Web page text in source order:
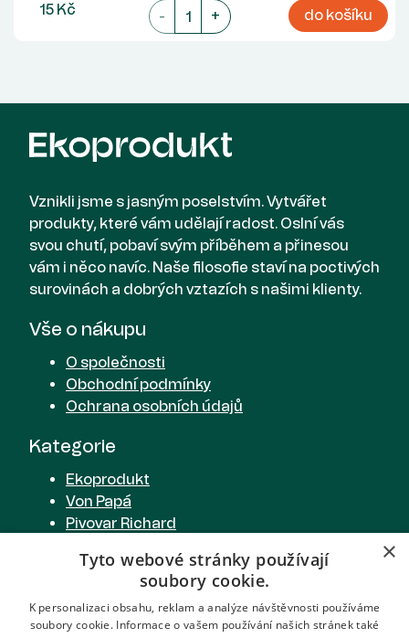
15 Kč - + do košíku
Vznikli jsme s jasným poselstvím. Vytvářet
produkty, které vám udělají radost. Oslní vás
svou chutí, pobaví svým příběhem a přinesou
vám i něco navíc. Naše filosofie staví na poctivých
surovinách a dobrých vztazích s našimi klienty.
Vše o nákupu
O společnosti
Obchodní podmínky
Ochrana osobních údajů
Kategorie
Ekoprodukt
Von Papá
Pivovar Richard
Richardova limonáda
Pivovarská restaurace
Spojte se s námi
×
Tyto webové stránky používají
soubory cookie.
K personalizaci obsahu, reklam a analýze návštěvnosti používáme
soubory cookie. Informace o vašem používání našich stránek také